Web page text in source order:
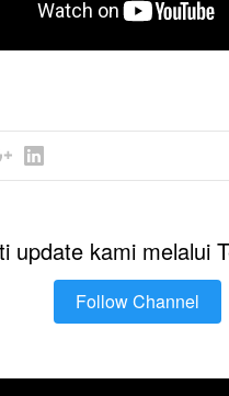
update kami melalui
`Follow Channel